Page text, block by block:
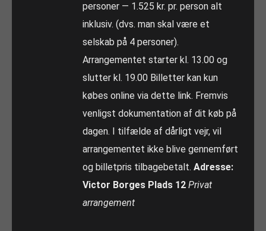
personer — 1.525 kr. pr. person alt
inklusiv. (dvs. man skal være et
selskab på 4 personer).
Arrangementet starter kl. 13.00 og
slutter kl. 19.00 Billetter kan kun
købes online via dette link. Fremvis
venligst dokumentation af dit køb på
dagen. I tilfælde af dårligt vejr, vil
arrangementet ikke blive gennemført
og billetpris tilbagebetalt.Adresse:
Victor Borges Plads 12 Privat
arrangement